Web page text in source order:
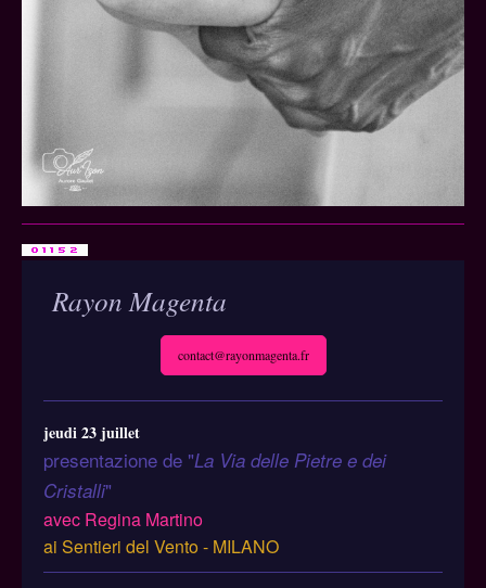
Rayon Magenta
contact@rayonmagenta.fr
jeudi 23 juillet
presentazione de "La Via delle Pietre e dei
Cristalli"
avec Regina Martino
ai Sentieri del Vento - MILANO